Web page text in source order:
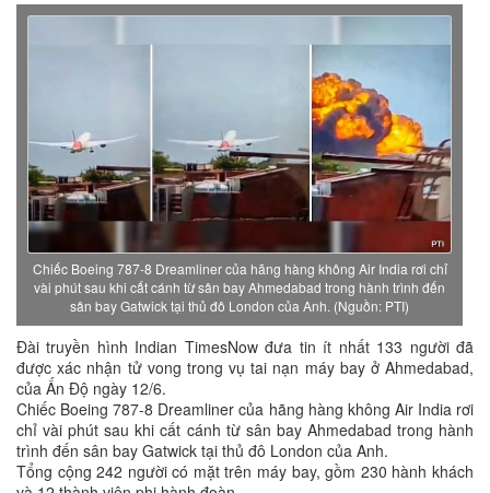
Chiếc Boeing 787-8 Dreamliner của hãng hàng không Air India rơi chỉ
vài phút sau khi cất cánh từ sân bay Ahmedabad trong hành trình đến
sân bay Gatwick tại thủ đô London của Anh. (Nguồn: PTI)
Đài truyền hình Indian TimesNow đưa tin ít nhất 133 người đã
được xác nhận tử vong trong vụ tai nạn máy bay ở Ahmedabad,
của Ấn Độ ngày 12/6.
Chiếc Boeing 787-8 Dreamliner của hãng hàng không Air India rơi
chỉ vài phút sau khi cất cánh từ sân bay Ahmedabad trong hành
trình đến sân bay Gatwick tại thủ đô London của Anh.
Tổng cộng 242 người có mặt trên máy bay, gồm 230 hành khách